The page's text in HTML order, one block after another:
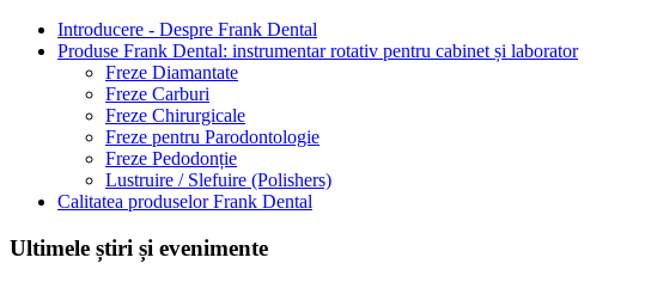
Introducere - Despre Frank Dental
Produse Frank Dental: instrumentar rotativ pentru cabinet și laborator
Freze Diamantate
Freze Carburi
Freze Chirurgicale
Freze pentru Parodontologie
Freze Pedodonție
Lustruire / Slefuire (Polishers)
Calitatea produselor Frank Dental
Ultimele știri și evenimente